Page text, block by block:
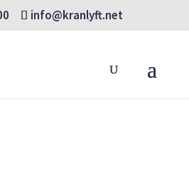
info@kranlyft.net